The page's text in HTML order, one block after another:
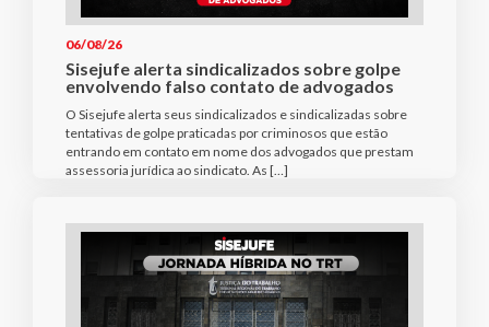
06/08/26
Sisejufe alerta sindicalizados sobre golpe
envolvendo falso contato de advogados
O Sisejufe alerta seus sindicalizados e sindicalizadas sobre
tentativas de golpe praticadas por criminosos que estão
entrando em contato em nome dos advogados que prestam
assessoria jurídica ao sindicato. As […]